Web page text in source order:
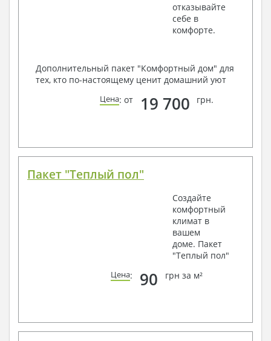
отказывайте
себе в
комфорте.
Дополнительный пакет "Комфортный дом" для
тех, кто по-настоящему ценит домашний уют
Цена: от 19 700 грн.
Пакет "Теплый пол"
Создайте
комфортный
климат в
вашем
доме. Пакет
"Теплый пол"
Цена: 90 грн за м²